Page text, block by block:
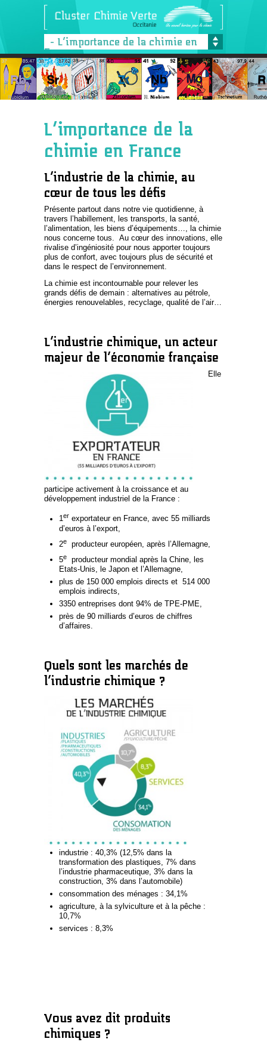
- L’importance de la chimie en
France
L’importance de la
chimie en France
L’industrie de la chimie, au
cœur de tous les défis
Présente partout dans notre vie quotidienne, à
travers l’habillement, les transports, la santé,
l’alimentation, les biens d’équipements…, la chimie
nous concerne tous. Au cœur des innovations, elle
rivalise d’ingéniosité pour nous apporter toujours
plus de confort, avec toujours plus de sécurité et
dans le respect de l’environnement.
La chimie est incontournable pour relever les
grands défis de demain : alternatives au pétrole,
énergies renouvelables, recyclage, qualité de l’air…
L’industrie chimique, un acteur
majeur de l’économie française
Elle
participe activement à la croissance et au
développement industriel de la France :
1er exportateur en France, avec 55 milliards
d’euros à l’export,
2e
producteur européen, après l’Allemagne,
5e
producteur mondial après la Chine, les
Etats-Unis, le Japon et l’Allemagne,
plus de 150 000 emplois directs et 514 000
emplois indirects,
3350 entreprises dont 94% de TPE-PME,
près de 90 milliards d’euros de chiffres
d’affaires.
Quels sont les marchés de
l’industrie chimique ?
industrie : 40,3% (12,5% dans la
transformation des plastiques, 7% dans
l’industrie pharmaceutique, 3% dans la
construction, 3% dans l’automobile)
consommation des ménages : 34,1%
agriculture, à la sylviculture et à la pêche :
10,7%
services : 8,3%
Vous avez dit produits
chimiques ?